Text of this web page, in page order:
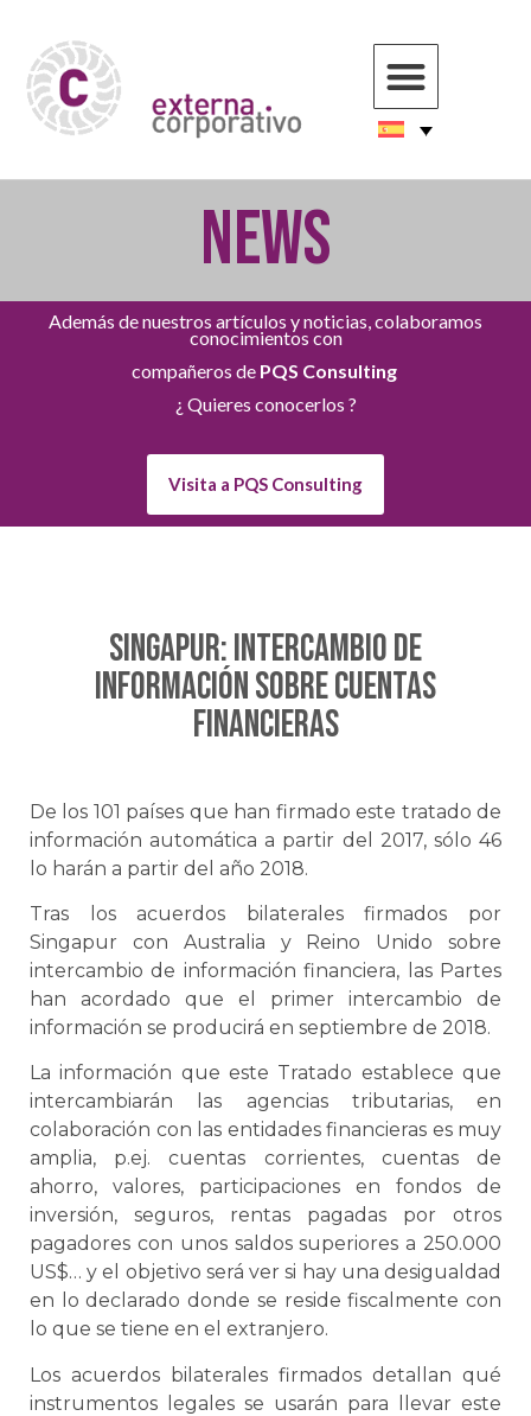
NEWS
Además de nuestros artículos y noticias, colaboramos
conocimientos con
compañeros de PQS Consulting
¿ Quieres conocerlos ?
Visita a PQS Consulting
SINGAPUR: Intercambio de
información sobre cuentas
financieras
De los 101 países que han firmado este tratado de
información automática a partir del 2017, sólo 46
lo harán a partir del año 2018.
Tras los acuerdos bilaterales firmados por
Singapur con Australia y Reino Unido sobre
intercambio de información financiera, las Partes
han acordado que el primer intercambio de
información se producirá en septiembre de 2018.
La información que este Tratado establece que
intercambiarán las agencias tributarias, en
colaboración con las entidades financieras es muy
amplia, p.ej. cuentas corrientes, cuentas de
ahorro, valores, participaciones en fondos de
inversión, seguros, rentas pagadas por otros
pagadores con unos saldos superiores a 250.000
US$… y el objetivo será ver si hay una desigualdad
en lo declarado donde se reside fiscalmente con
lo que se tiene en el extranjero.
Los acuerdos bilaterales firmados detallan qué
instrumentos legales se usarán para llevar este